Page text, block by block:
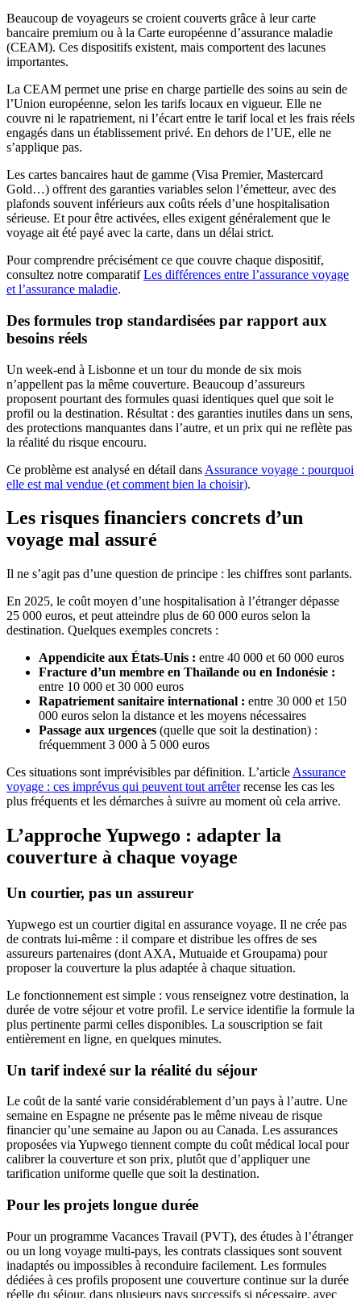
Beaucoup de voyageurs se croient couverts grâce à leur carte
bancaire premium ou à la Carte européenne d’assurance maladie
(CEAM). Ces dispositifs existent, mais comportent des lacunes
importantes.
La CEAM permet une prise en charge partielle des soins au sein de
l’Union européenne, selon les tarifs locaux en vigueur. Elle ne
couvre ni le rapatriement, ni l’écart entre le tarif local et les frais réels
engagés dans un établissement privé. En dehors de l’UE, elle ne
s’applique pas.
Les cartes bancaires haut de gamme (Visa Premier, Mastercard
Gold…) offrent des garanties variables selon l’émetteur, avec des
plafonds souvent inférieurs aux coûts réels d’une hospitalisation
sérieuse. Et pour être activées, elles exigent généralement que le
voyage ait été payé avec la carte, dans un délai strict.
Pour comprendre précisément ce que couvre chaque dispositif,
consultez notre comparatifLes différences entre l’assurance voyage
et l’assurance maladie.
Des formules trop standardisées par rapport aux
besoins réels
Un week-end à Lisbonne et un tour du monde de six mois
n’appellent pas la même couverture. Beaucoup d’assureurs
proposent pourtant des formules quasi identiques quel que soit le
profil ou la destination. Résultat : des garanties inutiles dans un sens,
des protections manquantes dans l’autre, et un prix qui ne reflète pas
la réalité du risque encouru.
Ce problème est analysé en détail dans Assurance voyage : pourquoi
elle est mal vendue (et comment bien la choisir).
Les risques financiers concrets d’un
voyage mal assuré
Il ne s’agit pas d’une question de principe : les chiffres sont parlants.
En 2025, le coût moyen d’une hospitalisation à l’étranger dépasse
25 000 euros, et peut atteindre plus de 60 000 euros selon la
destination. Quelques exemples concrets :
Appendicite aux États-Unis : entre 40 000 et 60 000 euros
Fracture d’un membre en Thaïlande ou en Indonésie :
entre 10 000 et 30 000 euros
Rapatriement sanitaire international : entre 30 000 et 150
000 euros selon la distance et les moyens nécessaires
Passage aux urgences (quelle que soit la destination) :
fréquemment 3 000 à 5 000 euros
Ces situations sont imprévisibles par définition. L’article Assurance
voyage : ces imprévus qui peuvent tout arrêterrecense les cas les
plus fréquents et les démarches à suivre au moment où cela arrive.
L’approche Yupwego : adapter la
couverture à chaque voyage
Un courtier, pas un assureur
Yupwego est un courtier digital en assurance voyage. Il ne crée pas
de contrats lui-même : il compare et distribue les offres de ses
assureurs partenaires (dont AXA, Mutuaide et Groupama) pour
proposer la couverture la plus adaptée à chaque situation.
Le fonctionnement est simple : vous renseignez votre destination, la
durée de votre séjour et votre profil. Le service identifie la formule la
plus pertinente parmi celles disponibles. La souscription se fait
entièrement en ligne, en quelques minutes.
Un tarif indexé sur la réalité du séjour
Le coût de la santé varie considérablement d’un pays à l’autre. Une
semaine en Espagne ne présente pas le même niveau de risque
financier qu’une semaine au Japon ou au Canada. Les assurances
proposées via Yupwego tiennent compte du coût médical local pour
calibrer la couverture et son prix, plutôt que d’appliquer une
tarification uniforme quelle que soit la destination.
Pour les projets longue durée
Pour un programme Vacances Travail (PVT), des études à l’étranger
ou un long voyage multi-pays, les contrats classiques sont souvent
inadaptés ou impossibles à reconduire facilement. Les formules
dédiées à ces profils proposent une couverture continue sur la durée
réelle du séjour, dans plusieurs pays successifs si nécessaire, avec